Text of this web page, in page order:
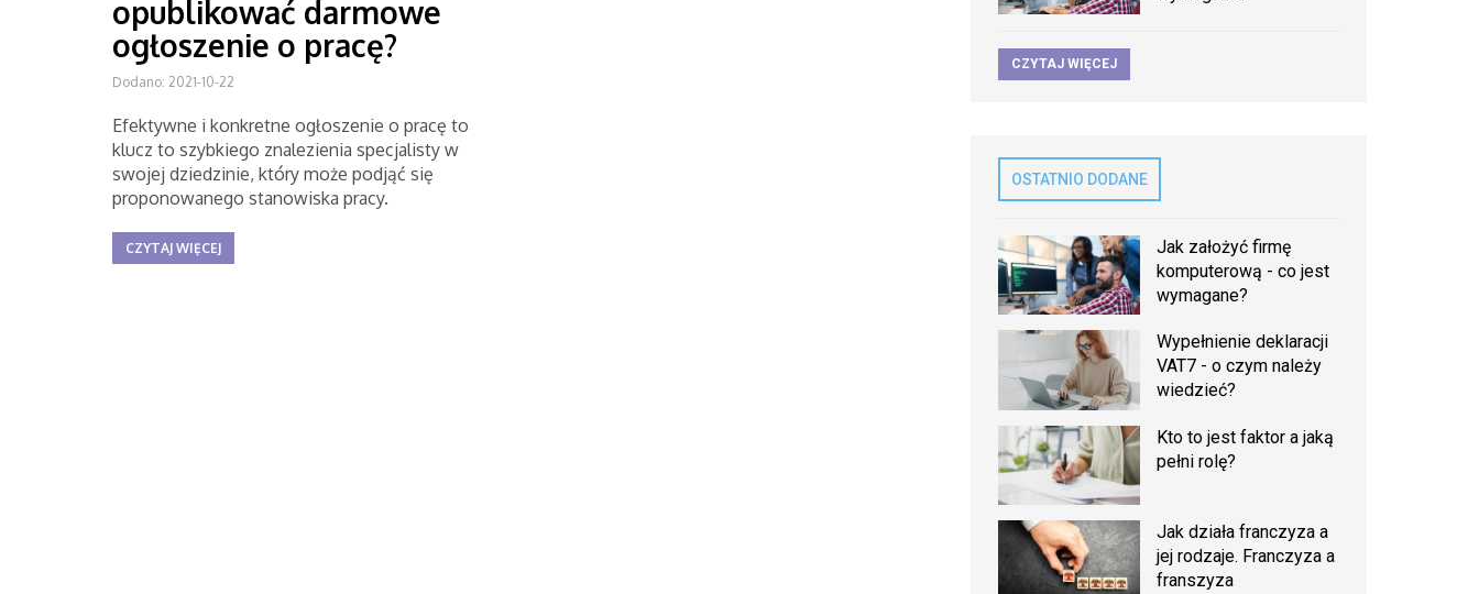
opublikować darmowe
ogłoszenie o pracę?
Dodano: 2021-10-22
Efektywne i konkretne ogłoszenie o pracę to
klucz to szybkiego znalezienia specjalisty w
swojej dziedzinie, który może podjąć się
proponowanego stanowiska pracy.
CZYTAJ WIĘCEJ
CZYTAJ WIĘCEJ
OSTATNIO DODANE
Jak założyć firmę
komputerową - co jest
wymagane?
Wypełnienie deklaracji
VAT7 - o czym należy
wiedzieć?
Kto to jest faktor a jaką
pełni rolę?
Jak działa franczyza a
jej rodzaje. Franczyza a
franszyza